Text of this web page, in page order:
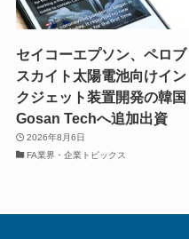
セイコーエプソン、ペロブ
スカイト太陽電池向けイン
クジェット装置開発の韓国
Gosan Techへ追加出資
2026年8月6日
FA業界・企業トピックス